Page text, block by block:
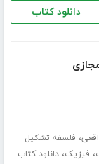
دانلود کتاب
، فلسفه تشکیل
، فیزیک،دانلود کتاب